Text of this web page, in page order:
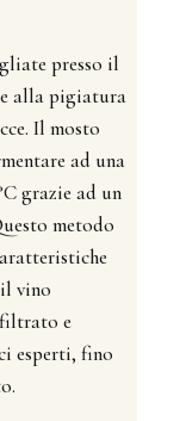
presso il
alla pigiatura
Il mosto
ad una
grazie ad un
metodo
vino
e
esperti, fino